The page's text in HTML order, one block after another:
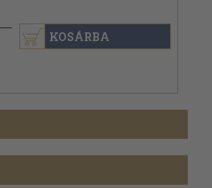
KOSÁRBA